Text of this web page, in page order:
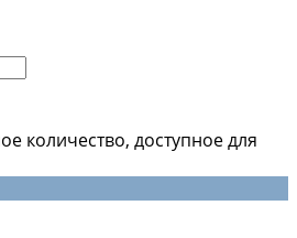
количество, доступное для